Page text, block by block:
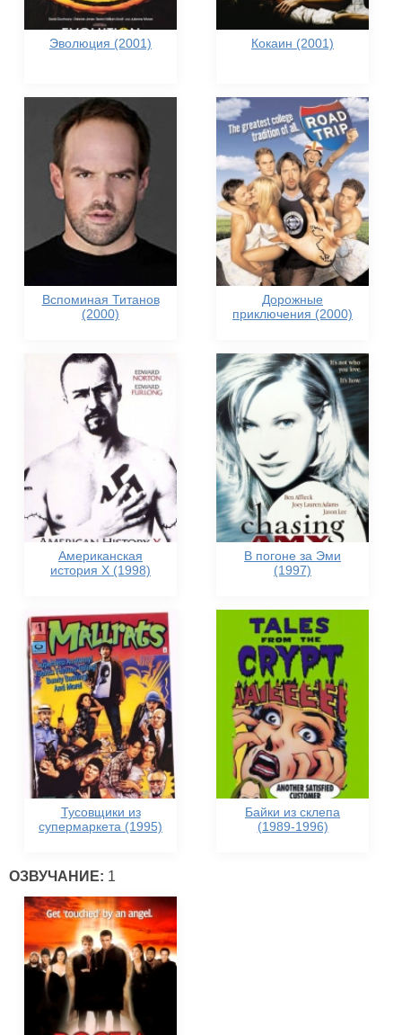
Эволюция (2001) Кокаин (2001)
Вспоминая Титанов
(2000)
Дорожные
приключения (2000)
Американская
история Х (1998)
В погоне за Эми
(1997)
Тусовщики из
супермаркета (1995)
Байки из склепа
(1989-1996)
ОЗВУЧАНИЕ: 1